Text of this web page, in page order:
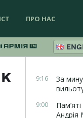
ПРО НАС
9:16
За
9:00
Андрія